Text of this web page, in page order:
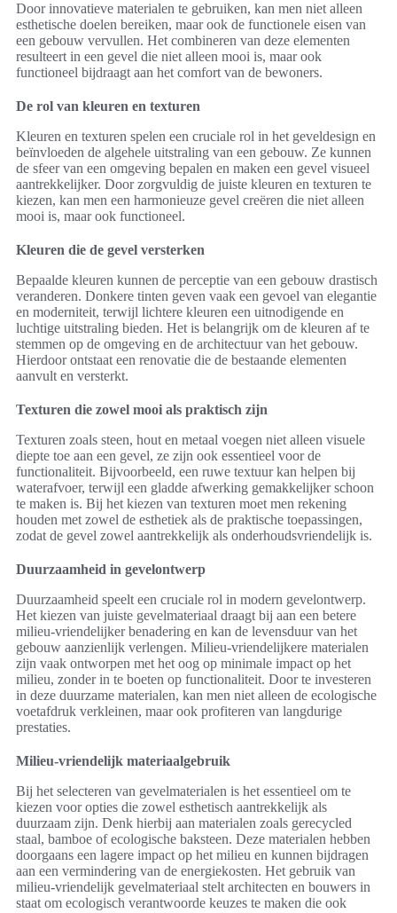
Door innovatieve materialen te gebruiken, kan men niet alleen
esthetische doelen bereiken, maar ook de functionele eisen van
een gebouw vervullen. Het combineren van deze elementen
resulteert in een gevel die niet alleen mooi is, maar ook
functioneel bijdraagt aan het comfort van de bewoners.
De rol van kleuren en texturen
Kleuren en texturen spelen een cruciale rol in het geveldesign en
beïnvloeden de algehele uitstraling van een gebouw. Ze kunnen
de sfeer van een omgeving bepalen en maken een gevel visueel
aantrekkelijker. Door zorgvuldig de juiste kleuren en texturen te
kiezen, kan men een harmonieuze gevel creëren die niet alleen
mooi is, maar ook functioneel.
Kleuren die de gevel versterken
Bepaalde kleuren kunnen de perceptie van een gebouw drastisch
veranderen. Donkere tinten geven vaak een gevoel van elegantie
en moderniteit, terwijl lichtere kleuren een uitnodigende en
luchtige uitstraling bieden. Het is belangrijk om de kleuren af te
stemmen op de omgeving en de architectuur van het gebouw.
Hierdoor ontstaat een renovatie die de bestaande elementen
aanvult en versterkt.
Texturen die zowel mooi als praktisch zijn
Texturen zoals steen, hout en metaal voegen niet alleen visuele
diepte toe aan een gevel, ze zijn ook essentieel voor de
functionaliteit. Bijvoorbeeld, een ruwe textuur kan helpen bij
waterafvoer, terwijl een gladde afwerking gemakkelijker schoon
te maken is. Bij het kiezen van texturen moet men rekening
houden met zowel de esthetiek als de praktische toepassingen,
zodat de gevel zowel aantrekkelijk als onderhoudsvriendelijk is.
Duurzaamheid in gevelontwerp
Duurzaamheid speelt een cruciale rol in modern gevelontwerp.
Het kiezen van juiste gevelmateriaal draagt bij aan een betere
milieu-vriendelijker benadering en kan de levensduur van het
gebouw aanzienlijk verlengen. Milieu-vriendelijkere materialen
zijn vaak ontworpen met het oog op minimale impact op het
milieu, zonder in te boeten op functionaliteit. Door te investeren
in deze duurzame materialen, kan men niet alleen de ecologische
voetafdruk verkleinen, maar ook profiteren van langdurige
prestaties.
Milieu-vriendelijk materiaalgebruik
Bij het selecteren van gevelmaterialen is het essentieel om te
kiezen voor opties die zowel esthetisch aantrekkelijk als
duurzaam zijn. Denk hierbij aan materialen zoals gerecycled
staal, bamboe of ecologische baksteen. Deze materialen hebben
doorgaans een lagere impact op het milieu en kunnen bijdragen
aan een vermindering van de energiekosten. Het gebruik van
milieu-vriendelijk gevelmateriaal stelt architecten en bouwers in
staat om ecologisch verantwoorde keuzes te maken die ook